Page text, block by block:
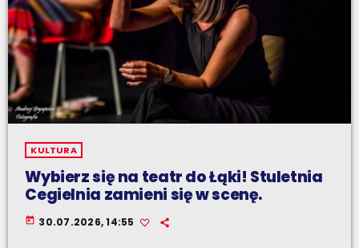
KULTURA
Wybierz się na teatr do Łąki! Stuletnia
Cegielnia zamieni się w scenę.
today 30.07.2026, 14:55